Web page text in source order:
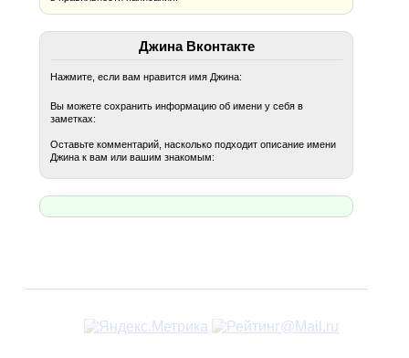
Джина Вконтакте
Нажмите, если вам нравится имя Джина:
Вы можете сохранить информацию об имени у себя в
заметках:
Оставьте комментарий, насколько подходит описание имени
Джина к вам или вашим знакомым: